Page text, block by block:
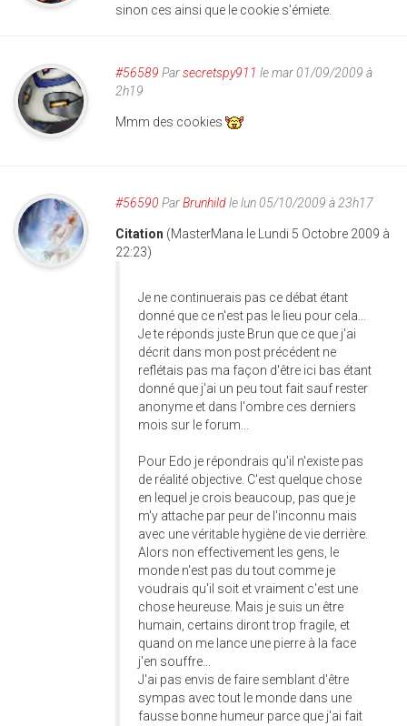
sinon ces ainsi que le cookie s'émiete.
#56589 Parsecretspy911 le mar 01/09/2009 à
2h19
Mmm des cookies
#56590 ParBrunhildle lun 05/10/2009 à 23h17
Citation (MasterMana le Lundi 5 Octobre 2009 à
22:23)
Je ne continuerais pas ce débat étant
donné que ce n'est pas le lieu pour cela...
Je te réponds juste Brun que ce que j'ai
décrit dans mon post précédent ne
reflétais pas ma façon d'être ici bas étant
donné que j'ai un peu tout fait sauf rester
anonyme et dans l'ombre ces derniers
mois sur le forum...
Pour Edo je répondrais qu'il n'existe pas
de réalité objective. C'est quelque chose
en lequel je crois beaucoup, pas que je
m'y attache par peur de l'inconnu mais
avec une véritable hygiène de vie derrière.
Alors non effectivement les gens, le
monde n'est pas du tout comme je
voudrais qu'il soit et vraiment c'est une
chose heureuse. Mais je suis un être
humain, certains diront trop fragile, et
quand on me lance une pierre à la face
j'en souffre...
J'ai pas envis de faire semblant d'être
sympas avec tout le monde dans une
fausse bonne humeur parce que j'ai fait